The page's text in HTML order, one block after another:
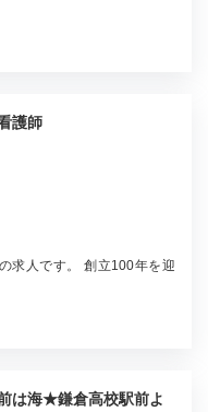
護師
求人です。 創立100年を迎
は海★鎌倉高校駅前よ